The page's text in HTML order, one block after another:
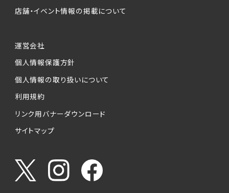
店舗・イベント情報の掲載について
運営会社
個人情報保護方針
個人情報の取り扱いについて
利用規約
リンク用バナーダウンロード
サイトマップ